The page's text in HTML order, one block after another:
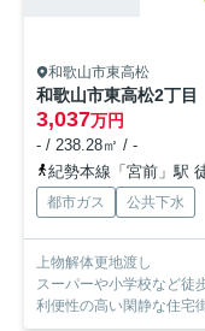
和歌山市東高松
和歌山市東高松2丁
3,037万円
- / 238.28㎡ / -
紀勢本線「宮前」駅
都市ガス 公共下水
上物解体更地渡し
スーパーや小学校など徒
利便性の高い閑静な住宅